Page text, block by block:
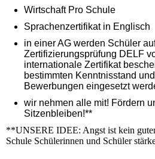
Wirtschaft Pro Schule
Sprachenzertifikat in Englisch
in einer AG werden Schüler
Zertifizierungsprüfung DELF
internationale Zertifikat
bestimmten Kenntnisstand
Bewerbungen eingesetzt
wir nehmen alle mit! Fördern
Sitzenbleiben!**
**UNSERE IDEE: Angst ist kein
Schule Schülerinnen und Schüler